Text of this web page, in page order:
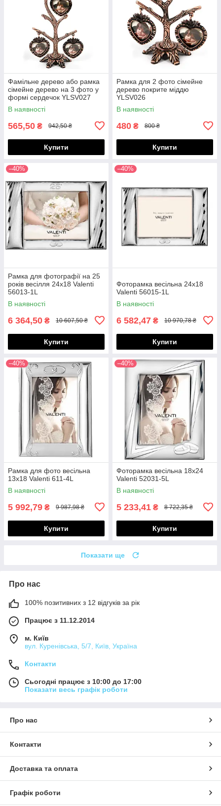
Фамільне дерево або рамка
сімейне дерево на 3 фото у
формі сердечок YLSV027
В наявності
565,50 ₴ 942,50 ₴
Купити
Рамка для 2 фото сімейне
дерево покрите міддю
YLSV026
В наявності
480 ₴ 800 ₴
Купити
–40%
Рамка для фотографії на 25
років весілля 24х18 Valenti
56013-1L
В наявності
6 364,50 ₴ 10 607,50 ₴
Купити
–40%
Фоторамка весільна 24х18
Valenti 56015-1L
В наявності
6 582,47 ₴ 10 970,78 ₴
Купити
–40%
Рамка для фото весільна
13х18 Valenti 611-4L
В наявності
5 992,79 ₴ 9 987,98 ₴
Купити
–40%
Фоторамка весільна 18х24
Valenti 52031-5L
В наявності
5 233,41 ₴ 8 722,35 ₴
Купити
Показати ще
Про нас
100% позитивних з 12 відгуків за рік
Працює з 11.12.2014
м. Київ
вул. Куренівська, 5/7, Київ, Україна
Контакти
Сьогодні працює з 10:00 до 17:00
Показати весь графік роботи
Про нас
Контакти
Доставка та оплата
Графік роботи